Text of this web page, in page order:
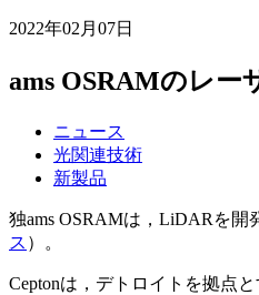
2022年02月07日
ams OSRAMのレー
ニュース
光関連技術
新製品
独ams OSRAMは，LiDARを開
ス ）。
Ceptonは，デトロイトを拠点